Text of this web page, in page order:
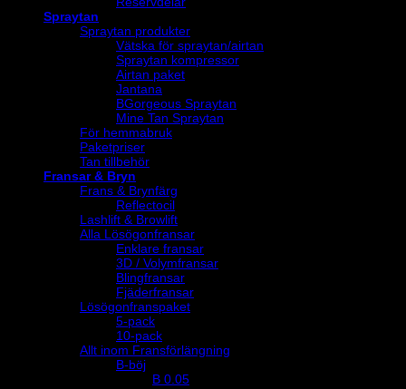
Spraytan
Spraytan produkter
Vätska för spraytan/airtan
Spraytan kompressor
Airtan paket
Jantana
BGorgeous Spraytan
Mine Tan Spraytan
För hemmabruk
Paketpriser
Tan tillbehör
Fransar & Bryn
Frans & Brynfärg
Reflectocil
Lashlift & Browlift
Alla Lösögonfransar
Enklare fransar
3D / Volymfransar
Blingfransar
Fjäderfransar
Lösögonfranspaket
5-pack
10-pack
Allt inom Fransförlängning
B-böj
B 0.05